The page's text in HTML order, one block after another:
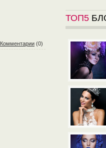
Комментарии (0)
ТОП5